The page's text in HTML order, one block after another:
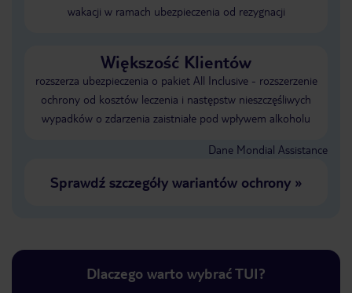
wakacji w ramach ubezpieczenia od rezygnacji
Większość Klientów
rozszerza ubezpieczenia o pakiet All Inclusive - rozszerzenie
ochrony od kosztów leczenia i następstw nieszczęśliwych
wypadków o zdarzenia zaistniałe pod wpływem alkoholu
Dane Mondial Assistance
Sprawdź szczegóły wariantów ochrony»
Dlaczego warto wybrać TUI?